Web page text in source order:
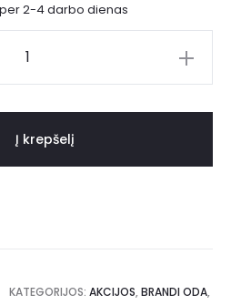
2-4 darbo dienas
Į krepšelį
KATEGORIJOS: AKCIJOS, BRANDI ODA,